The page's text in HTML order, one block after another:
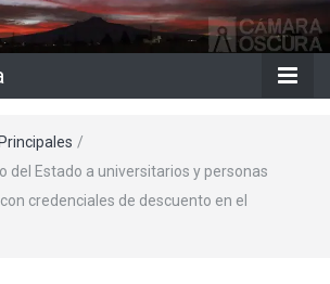
Oscura
Principales /
del Estado a universitarios y personas
credenciales de descuento en el